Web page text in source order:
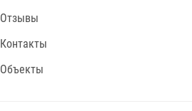
Отзывы
Контакты
Объекты